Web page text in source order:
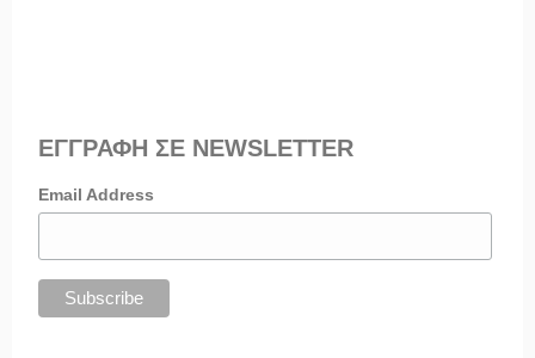
ΕΓΓΡΑΦΗ ΣΕ NEWSLETTER
Email Address